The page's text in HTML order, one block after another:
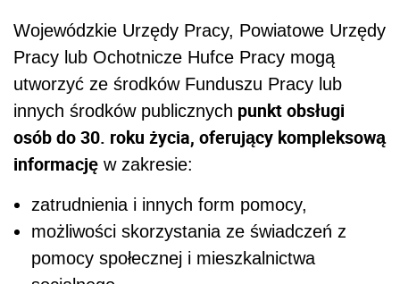
Wojewódzkie Urzędy Pracy, Powiatowe Urzędy
Pracy lub Ochotnicze Hufce Pracy mogą
utworzyć ze środków Funduszu Pracy lub
innych środków publicznych punkt obsługi
osób do 30. roku życia, oferujący kompleksową
informację w zakresie:
zatrudnienia i innych form pomocy,
możliwości skorzystania ze świadczeń z
pomocy społecznej i mieszkalnictwa